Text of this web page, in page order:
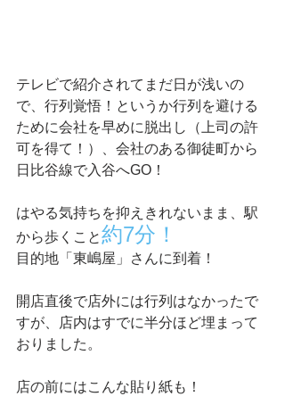
テレビで紹介されてまだ日が浅いの
で、行列覚悟！というか行列を避ける
ために会社を早めに脱出し（上司の許
可を得て！）、会社のある御徒町から
日比谷線で入谷へGO！
はやる気持ちを抑えきれないまま、駅
から歩くこと約7分！
目的地「東嶋屋」さんに到着！
開店直後で店外には行列はなかったで
すが、店内はすでに半分ほど埋まって
おりました。
店の前にはこんな貼り紙も！